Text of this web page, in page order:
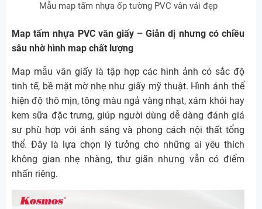
Mẫu map tấm nhựa ốp tường PVC vân vải đẹp
Map tấm nhựa PVC vân giấy – Giản dị nhưng có chiều
sâu nhờ hình map chất lượng
Map mẫu vân giấy là tập hợp các hình ảnh có sắc độ
tinh tế, bề mặt mờ nhẹ như giấy mỹ thuật. Hình ảnh thể
hiện độ thô mịn, tông màu ngả vàng nhạt, xám khói hay
kem sữa đặc trưng, giúp người dùng dễ dàng đánh giá
sự phù hợp với ánh sáng và phong cách nội thất tổng
thể. Đây là lựa chọn lý tưởng cho những ai yêu thích
không gian nhẹ nhàng, thư giãn nhưng vẫn có điểm
nhấn riêng.